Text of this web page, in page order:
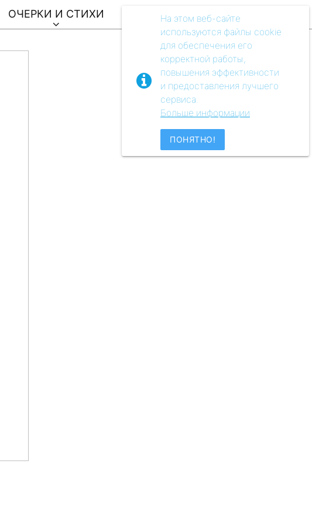
На этом веб-сайте
используются файлы cookie
для обеспечения его
корректной работы,
повышения эффективности
и предоставления лучшего
сервиса.
Больше информации
ПОНЯТНО!
ОЧЕРКИ И СТИХИ АУДIO МУЗЕЙ